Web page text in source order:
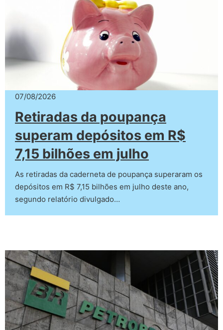
07/08/2026
Retiradas da poupança
superam depósitos em R$
7,15 bilhões em julho
As retiradas da caderneta de poupança superaram os
depósitos em R$ 7,15 bilhões em julho deste ano,
segundo relatório divulgado…